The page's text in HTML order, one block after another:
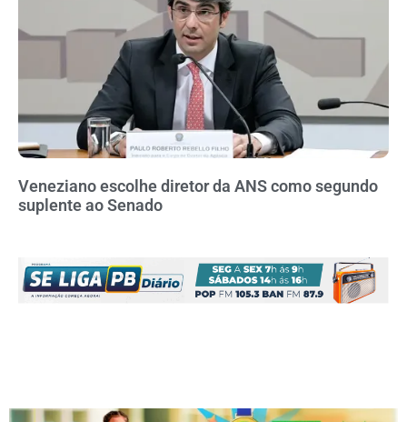
Veneziano escolhe diretor da ANS como segundo
suplente ao Senado